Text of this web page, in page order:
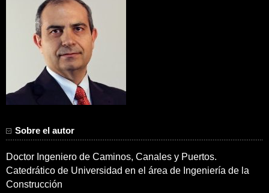
Sobre el autor
Doctor Ingeniero de Caminos, Canales y Puertos.
Catedrático de Universidad en el área de Ingeniería de la
Construcción